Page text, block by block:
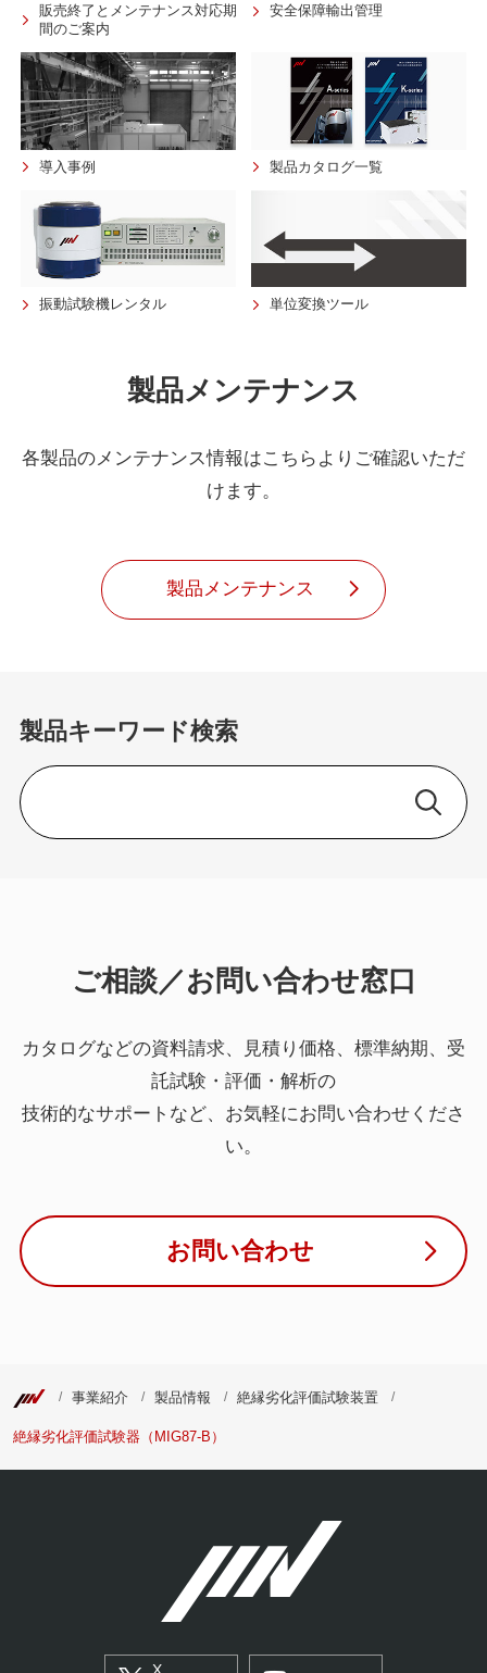
販売終了とメンテナンス対応期
間のご案内
安全保障輸出管理
導入事例 製品カタログ一覧
振動試験機レンタル 単位変換ツール
製品メンテナンス
各製品のメンテナンス情報はこちらよりご確認いただ
けます。
製品メンテナンス
製品キーワード検索
ご相談／お問い合わせ窓口
カタログなどの資料請求、見積り価格、標準納期、受
託試験・評価・解析の
技術的なサポートなど、お気軽にお問い合わせくださ
い。
お問い合わせ
事業紹介 製品情報 絶縁劣化評価試験装置
絶縁劣化評価試験器（MIG87-B）
X